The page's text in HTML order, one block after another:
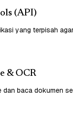
(API)
yang terpisah
& OCR
dan baca dokumen